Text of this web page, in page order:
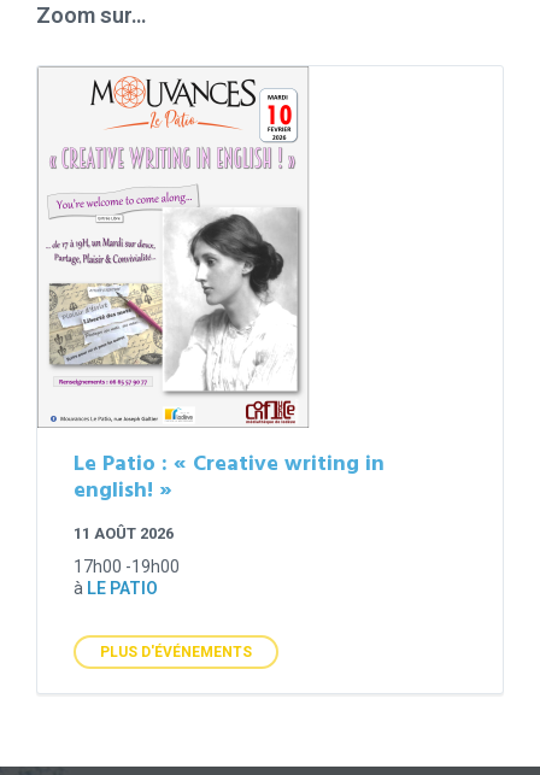
Zoom sur…
Le Patio : « Creative writing in
english! »
11 AOÛT 2026
17h00 -19h00
à LE PATIO
PLUS D'ÉVÉNEMENTS